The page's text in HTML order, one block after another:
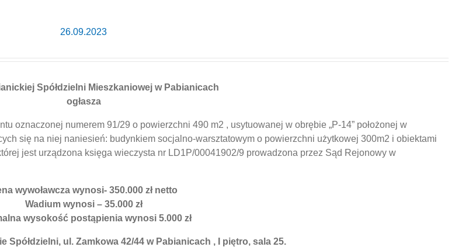
26.09.2023
Spółdzielni Mieszkaniowej w Pabianicach
ogłasza
oznaczonej numerem 91/29 o powierzchni 490 m2 , usytuowanej w obrębie „P-14” położonej w
się na niej naniesień: budynkiem socjalno-warsztatowym o powierzchni użytkowej 300m2 i obiektami
jest urządzona księga wieczysta nr LD1P/00041902/9 prowadzona przez Sąd Rejonowy w
wywoławcza wynosi- 350.000 zł netto
Wadium wynosi – 35.000 zł
wysokość postąpienia wynosi 5.000 zł
Spółdzielni, ul. Zamkowa 42/44 w Pabianicach , I piętro, sala 25.